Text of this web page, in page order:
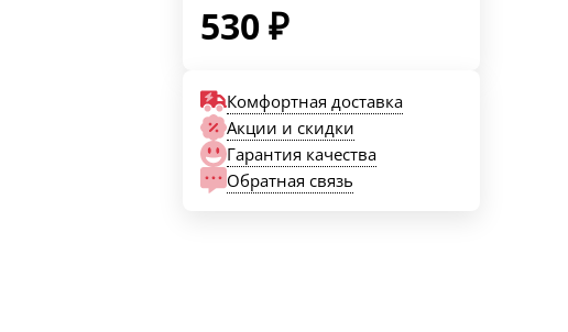
530₽
Комфортная доставка
Акции и скидки
Гарантия качества
Обратная связь